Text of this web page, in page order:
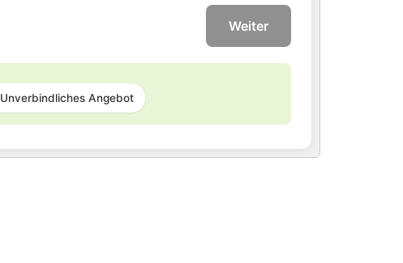
Weiter
Unverbindliches Angebot